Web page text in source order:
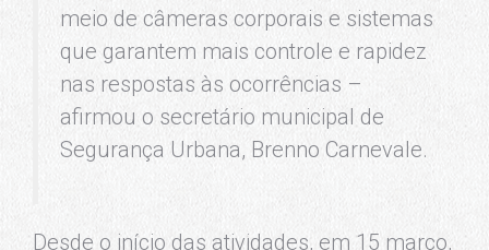
meio de câmeras corporais e sistemas
que garantem mais controle e rapidez
nas respostas às ocorrências –
afirmou o secretário municipal de
Segurança Urbana, Brenno Carnevale.
Desde o início das atividades, em 15 março,